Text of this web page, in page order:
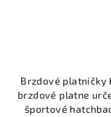
Brzdové platničky
brzdové platne
športové